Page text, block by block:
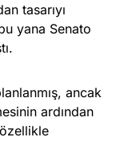
tasarıyı
yana Senato
ancak
ardından